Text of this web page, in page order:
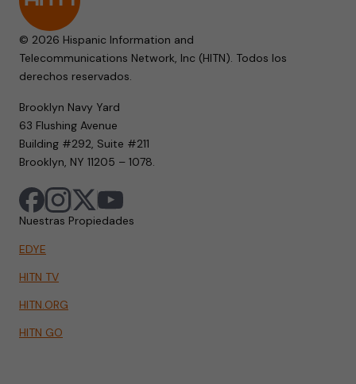
© 2026 Hispanic Information and
Telecommunications Network, Inc (HITN). Todos los
derechos reservados.
Brooklyn Navy Yard
63 Flushing Avenue
Building #292, Suite #211
Brooklyn, NY 11205 – 1078.
Nuestras Propiedades
EDYE
HITN TV
HITN.ORG
HITN GO